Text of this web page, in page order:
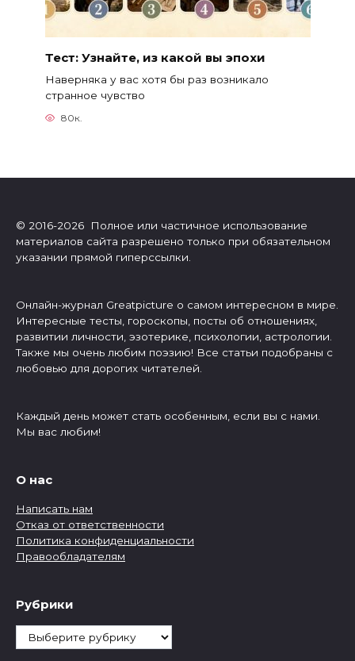
Тест: Узнайте, из какой вы эпохи
Наверняка у вас хотя бы раз возникало
странное чувство
80к.
© 2016-2026 Полное или частичное использование
материалов сайта разрешено только при обязательном
указании прямой гиперссылки.
Онлайн-журнал Greatpicture о самом интересном в мире.
Интересные тесты, гороскопы, посты об отношениях,
развитии личности, эзотерике, психологии, астрологии.
Также мы очень любим поэзию! Все статьи подобраны с
любовью для дорогих читателей.
Каждый день может стать особенным, если вы с нами.
Мы вас любим!
О нас
Написать нам
Отказ от ответственности
Политика конфиденциальности
Правообладателям
Рубрики
Рубрики